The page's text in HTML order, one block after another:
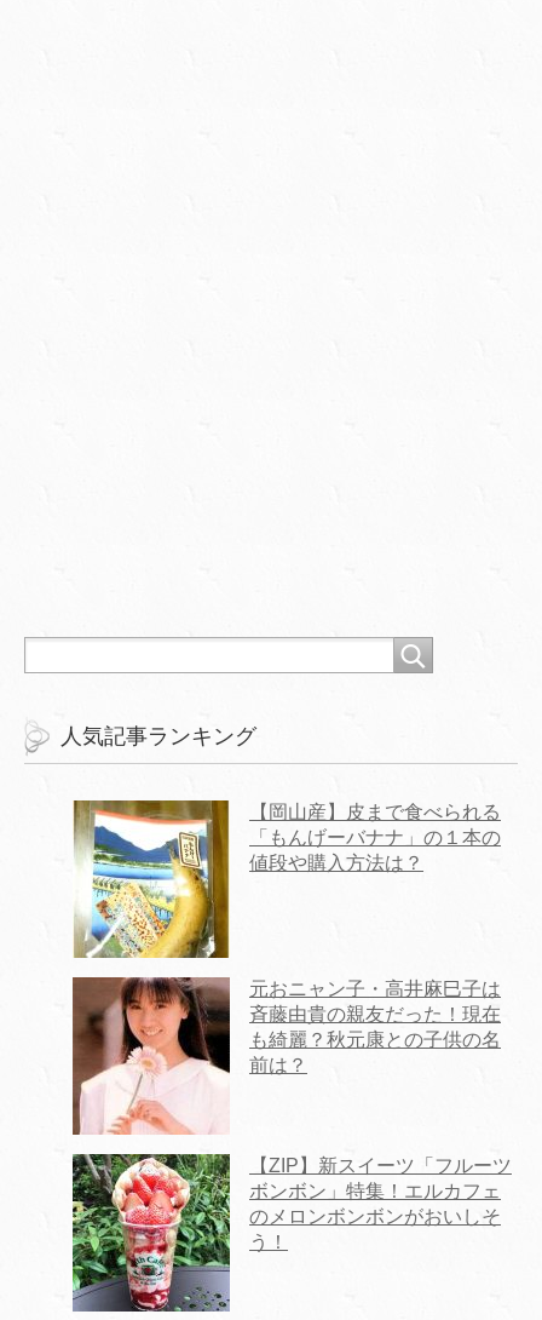
人気記事ランキング
【岡山産】皮まで食べられる
「もんげーバナナ」の１本の
値段や購入方法は？
元おニャン子・高井麻巳子は
斉藤由貴の親友だった！現在
も綺麗？秋元康との子供の名
前は？
【ZIP】新スイーツ「フルーツ
ボンボン」特集！エルカフェ
のメロンボンボンがおいしそ
う！